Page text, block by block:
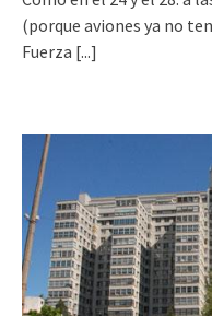
(porque aviones ya no
Fuerza [...]